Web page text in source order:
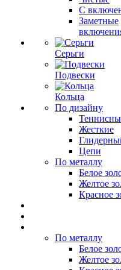
С
Заметные
Серьги
Подвески
Кольца
По дизайну
Жесткие
Цепи
По металлу
Белое
Желтое
Красное
По металлу
Белое
Желтое